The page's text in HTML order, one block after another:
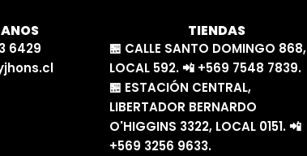
6429
TIENDAS
🏪 CALLE SANTO DOMINGO 868,
LOCAL 592. 📲 +569 7548 7839.
🏪 ESTACIÓN CENTRAL,
LIBERTADOR BERNARDO
O'HIGGINS 3322, LOCAL 0151. 📲
+569 3256 9633.